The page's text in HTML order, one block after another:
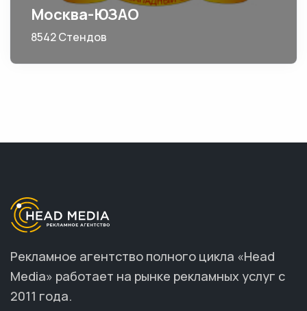
Москва-ЮЗАО
8542 Стендов
Рекламное агентство полного цикла «Head
Media» работает на рынке рекламных услуг с
2011 года.